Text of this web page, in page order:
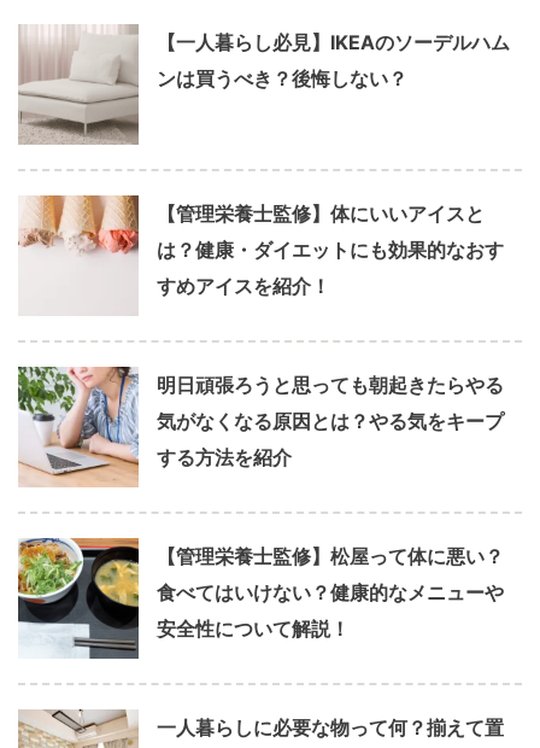
【一人暮らし必見】IKEAのソーデルハム
ンは買うべき？後悔しない？
【管理栄養士監修】体にいいアイスと
は？健康・ダイエットにも効果的なおす
すめアイスを紹介！
明日頑張ろうと思っても朝起きたらやる
気がなくなる原因とは？やる気をキープ
する方法を紹介
【管理栄養士監修】松屋って体に悪い？
食べてはいけない？健康的なメニューや
安全性について解説！
一人暮らしに必要な物って何？揃えて置